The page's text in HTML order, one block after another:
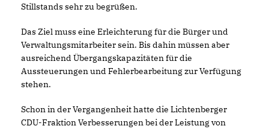
Stillstands sehr zu begrüßen.
Das Ziel muss eine Erleichterung für die Bürger und
Verwaltungsmitarbeiter sein. Bis dahin müssen aber
ausreichend Übergangskapazitäten für die
Aussteuerungen und Fehlerbearbeitung zur Verfügung
stehen.
Schon in der Vergangenheit hatte die Lichtenberger
CDU-Fraktion Verbesserungen bei der Leistung von